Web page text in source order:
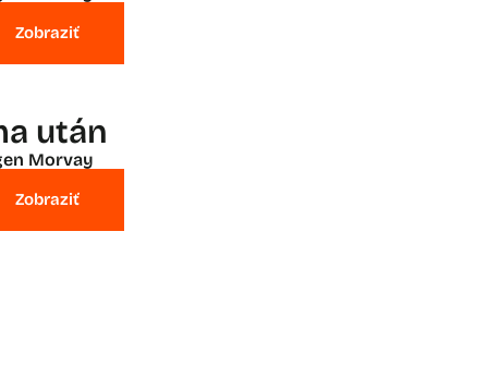
Zobraziť
után
Morvay
Zobraziť